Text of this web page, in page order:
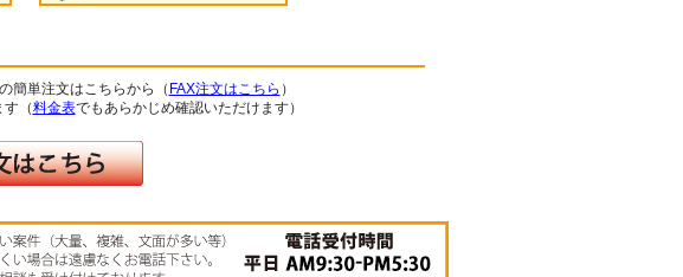
簡単注文はこちらから（ FAX注文はこちら ）
（料金表でもあらかじめ確認いただけます）